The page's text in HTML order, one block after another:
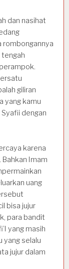
dan nasihat
rombongannya
tengah
giliran
yang kamu
dengan
karena
Imam
uang
bisa jujur
para bandit
yang masih
yang selalu
jujur dalam